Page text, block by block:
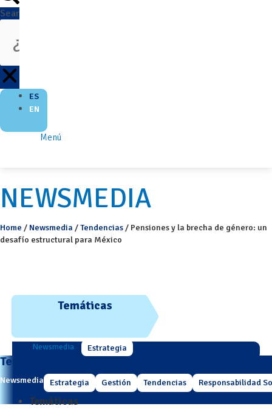
Search
ES
EN
Menú
NEWSMEDIA
Home / Newsmedia /Tendencias / Pensiones y la brecha de género: un
desafío estructural para México
Temáticas
Newsmedia Estrategia
Temáticas
Newsmedia Estrategia Gestión Tendencias Responsabilidad
Temáticas